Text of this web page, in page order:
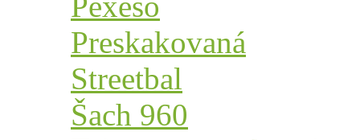
Preskakovaná
Streetbal
Šach 960